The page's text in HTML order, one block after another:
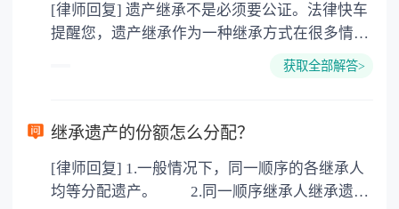
3. 印花税：按房屋评估价的0.05%缴纳 4. 土
地增值税：按房价1%缴纳 5. 房屋产权登记费：
[律师回复] 遗产继承不是必须要公证。法律快车
提醒您，遗产继承作为一种继承方式在很多情况
下都是不需要公证的，当然，如果需要公正的也
以防对财产继承发生纠纷，可以对遗产继承进行
公证。
获取全部解答>
继承遗产的份额怎么分配？
[律师回复] 1.一般情况下，同一顺序的各继承人
均等分配遗产。 2.同一顺序继承人继承遗产